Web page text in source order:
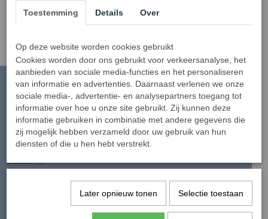
Informatie
Over ons
Voorwaarden
Disclaimer
Verzenden & retourneren
Toestemming Details Over
Op deze website worden cookies gebruikt
Cookies worden door ons gebruikt voor verkeersanalyse, het
aanbieden van sociale media-functies en het personaliseren
van informatie en advertenties. Daarnaast verlenen we onze
sociale media-, advertentie- en analysepartners toegang tot
informatie over hoe u onze site gebruikt. Zij kunnen deze
informatie gebruiken in combinatie met andere gegevens die
zij mogelijk hebben verzameld door uw gebruik van hun
diensten of die u hen hebt verstrekt.
Later opnieuw tonen Selectie toestaan